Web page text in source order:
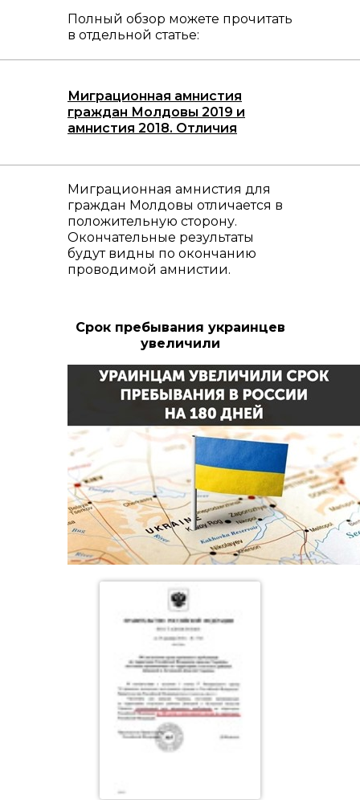
Полный обзор можете прочитать
в отдельной статье:
Миграционная амнистия
граждан Молдовы 2019 и
амнистия 2018. Отличия
Миграционная амнистия для
граждан Молдовы отличается в
положительную сторону.
Окончательные результаты
будут видны по окончанию
проводимой амнистии.
Срок пребывания украинцев
увеличили